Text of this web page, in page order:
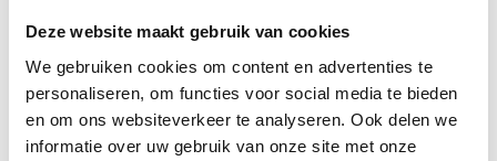
Deze website maakt gebruik van cookies
We gebruiken cookies om content en advertenties te
personaliseren, om functies voor social media te bieden
en om ons websiteverkeer te analyseren. Ook delen we
informatie over uw gebruik van onze site met onze
rockformatie The
Shavers doet het net
iets...